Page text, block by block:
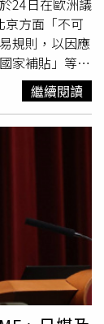
平。對此，
調機制，以評
，IMF正與
國糧食及農業
對WFP曾在3
面臨嚴重飢
但若肥料供應
）大中華
衡量跨境支付
銀行內部系統
支付基礎設
被傳統統計方
「中國發展高
潘功勝也表
放」，並深化
裁、前中國
的支付網路更
化的重要一
「美元武器
景下，北京正
對美元主導系
年來首次重大
24日在歐洲議
方面「不可
規則，以因應
家補貼」等問
中國插電式混
斯洛伐克的歐
專員表示，
元……很明
」他還援引
生產總值
喬維奇指
查案件。但
如何加快整個
過1年」，且
「耗時過長，
在歐洲議會貿
）前發
繼續閱讀